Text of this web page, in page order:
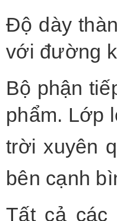
Độ dày
với đường
Bộ phận
phẩm. Lớp
trời xuyên
bên cạnh
Tất cả các